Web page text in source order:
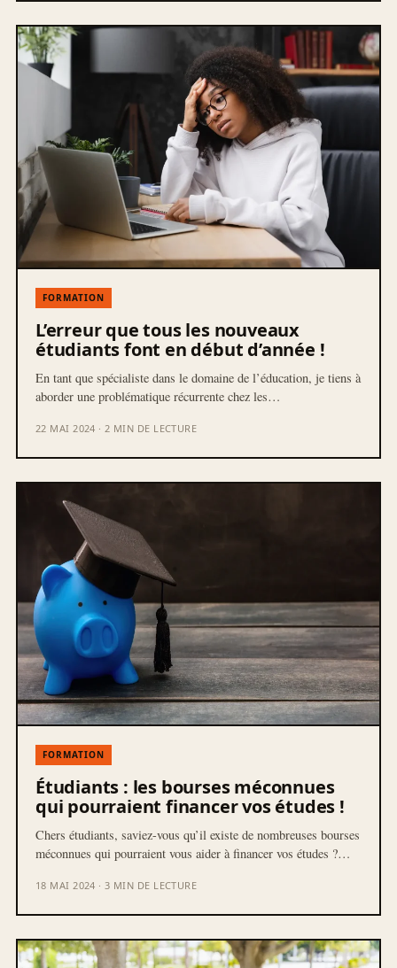
FORMATION
L’erreur que tous les nouveaux
étudiants font en début d’année !
En tant que spécialiste dans le domaine de l’éducation, je tiens à
aborder une problématique récurrente chez les…
22 MAI 2024 · 2 MIN DE LECTURE
FORMATION
Étudiants : les bourses méconnues
qui pourraient financer vos études !
Chers étudiants, saviez-vous qu’il existe de nombreuses bourses
méconnues qui pourraient vous aider à financer vos études ?…
18 MAI 2024 · 3 MIN DE LECTURE